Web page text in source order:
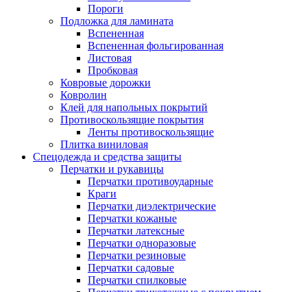
Пороги
Подложка для ламината
Вспененная
Вспененная фольгированная
Листовая
Пробковая
Ковровые дорожки
Ковролин
Клей для напольных покрытий
Противоскользящие покрытия
Ленты противоскользящие
Плитка виниловая
Спецодежда и средства защиты
Перчатки и рукавицы
Перчатки противоударные
Краги
Перчатки диэлектрические
Перчатки кожаные
Перчатки латексные
Перчатки одноразовые
Перчатки резиновые
Перчатки садовые
Перчатки спилковые